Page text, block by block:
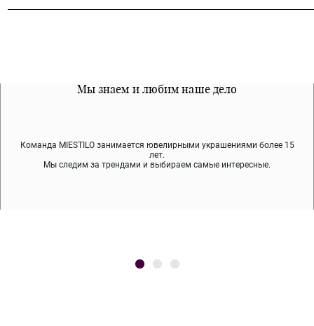
Мы знаем и любим наше дело
Команда MIESTILO занимается ювелирными украшениями более 15
лет.
Мы следим за трендами и выбираем самые интересные.
Все наши материалы гипоалергенны
Мы используем покрытие (родий, ювелирный сплав), которое не
содержит никеля и свинца — это исключает аллергию.
Примерка перед покупкой
Во время доставки спокойно примеряйте украшения, выбирайте те,
что вам нравятся, остальные заберёт курьер.